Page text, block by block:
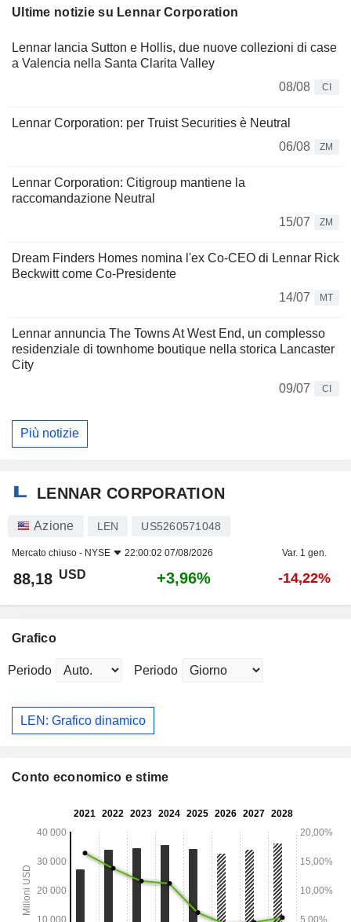
Ultime notizie su Lennar Corporation
Lennar lancia Sutton e Hollis, due nuove collezioni di case
a Valencia nella Santa Clarita Valley
08/08
CI
Lennar Corporation: per Truist Securities è Neutral
06/08
ZM
Lennar Corporation: Citigroup mantiene la
raccomandazione Neutral
15/07
ZM
Dream Finders Homes nomina l'ex Co-CEO di Lennar Rick
Beckwitt come Co-Presidente
14/07
MT
Lennar annuncia The Towns At West End, un complesso
residenziale di townhome boutique nella storica Lancaster
City
09/07
CI
Più notizie
LENNAR CORPORATION
Azione LEN US5260571048
Mercato chiuso - NYSE 22:00:02 07/08/2026 Var. 1 gen.
88,18 USD +3,96% -14,22%
Grafico
Periodo Periodo
LEN: Grafico dinamico
Conto economico e stime